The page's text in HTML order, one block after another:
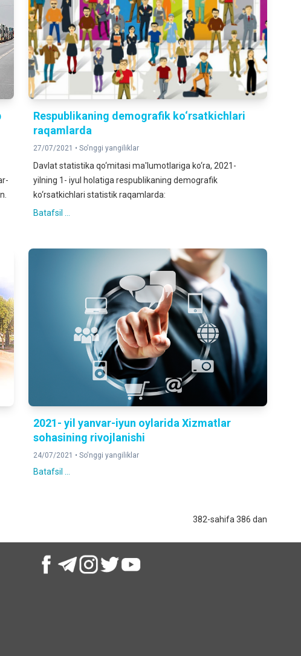
Respublikaning demografik ko‘rsatkichlari
raqamlarda
27/07/2021 •So'nggi yangiliklar
Davlat statistika qo‘mitasi ma'lumotlariga ko‘ra, 2021-
yilning 1- iyul holatiga respublikaning demografik
ko‘rsatkichlari statistik raqamlarda:
Batafsil ...
2021- yil yanvar-iyun oylarida Xizmatlar
sohasining rivojlanishi
24/07/2021 •So'nggi yangiliklar
Batafsil ...
382-sahifa 386 dan